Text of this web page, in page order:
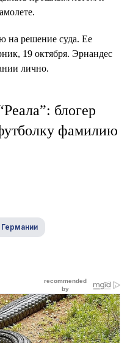
на решение суда. Ее
19 октября. Эрнандес
лично.
блогер
фамилию